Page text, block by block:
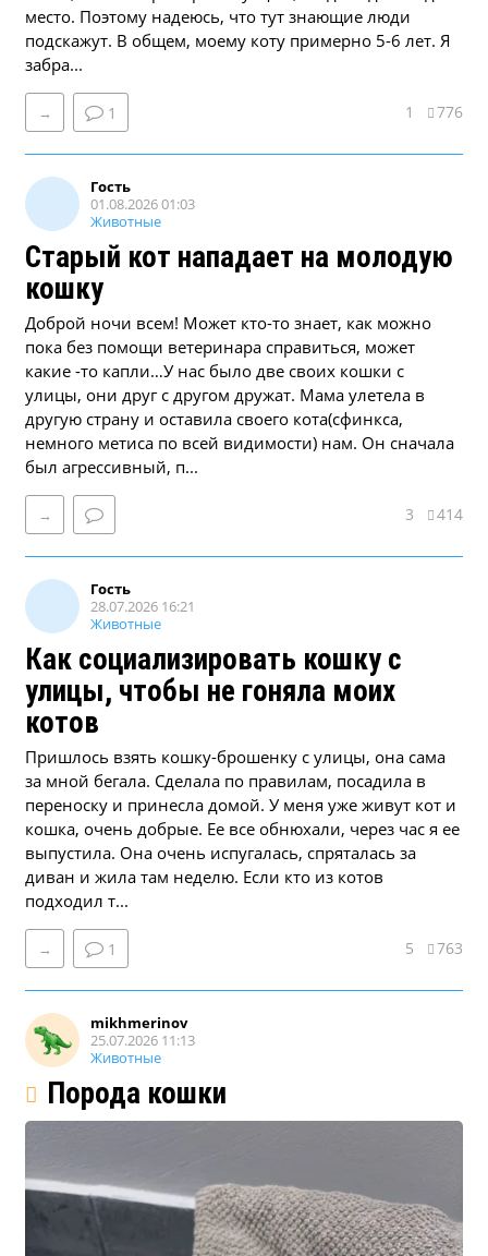
место. Поэтому надеюсь, что тут знающие люди
подскажут. В общем, моему коту примерно 5-6 лет. Я
забра...
→ 1 1 776
Гость
01.08.2026 01:03
Животные
Старый кот нападает на молодую
кошку
Доброй ночи всем! Может кто-то знает, как можно
пока без помощи ветеринара справиться, может
какие -то капли…У нас было две своих кошки с
улицы, они друг с другом дружат. Мама улетела в
другую страну и оставила своего кота(сфинкса,
немного метиса по всей видимости) нам. Он сначала
был агрессивный, п...
→ 3 414
Гость
28.07.2026 16:21
Животные
Как социализировать кошку с
улицы, чтобы не гоняла моих
котов
Пришлось взять кошку-брошенку с улицы, она сама
за мной бегала. Сделала по правилам, посадила в
переноску и принесла домой. У меня уже живут кот и
кошка, очень добрые. Ее все обнюхали, через час я ее
выпустила. Она очень испугалась, спряталась за
диван и жила там неделю. Если кто из котов
подходил т...
→ 1 5 763
mikhmerinov
25.07.2026 11:13
Животные
Порода кошки